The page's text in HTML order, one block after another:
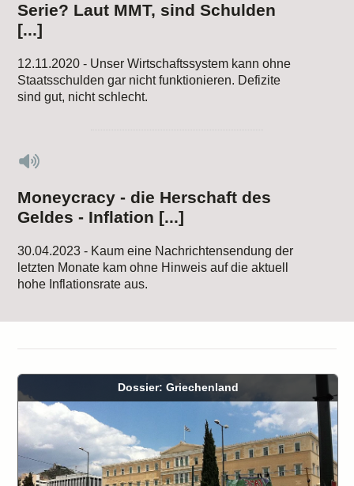
Serie? Laut MMT, sind Schulden
[...]
12.11.2020 - Unser Wirtschaftssystem kann ohne
Staatsschulden gar nicht funktionieren. Defizite
sind gut, nicht schlecht.
Moneycracy - die Herschaft des
Geldes - Inflation [...]
30.04.2023 - Kaum eine Nachrichtensendung der
letzten Monate kam ohne Hinweis auf die aktuell
hohe Inflationsrate aus.
Dossier: Griechenland